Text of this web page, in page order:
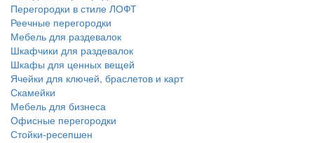
Перегородки в стиле ЛОФТ
Реечные перегородки
Мебель для раздевалок
Шкафчики для раздевалок
Шкафы для ценных вещей
Ячейки для ключей, браслетов и карт
Скамейки
Мебель для бизнеса
Офисные перегородки
Стойки-ресепшен